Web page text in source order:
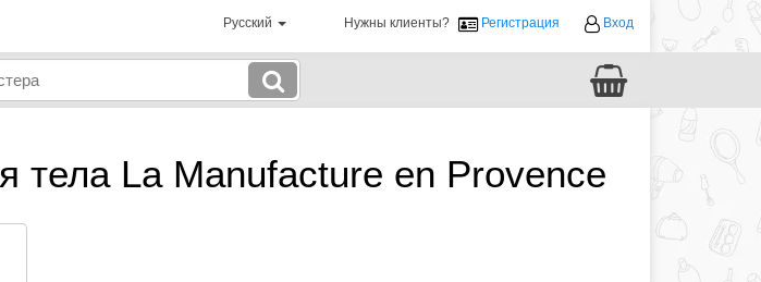
Русский Нужны клиенты? Регистрация Вход
тела La Manufacture en Provence